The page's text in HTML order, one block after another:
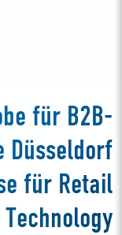
für B2B-
Düsseldorf
für Retail
Technology